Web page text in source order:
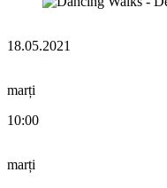
18.05.2021
marți
10:00
marți